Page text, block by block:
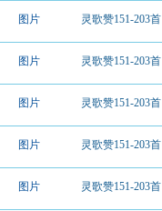
图片 灵歌赞151-203首
图片 灵歌赞151-203首
图片 灵歌赞151-203首
图片 灵歌赞151-203首
图片 灵歌赞151-203首